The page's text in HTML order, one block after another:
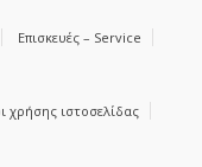
Επισκευές – Service
χρήσης ιστοσελίδας